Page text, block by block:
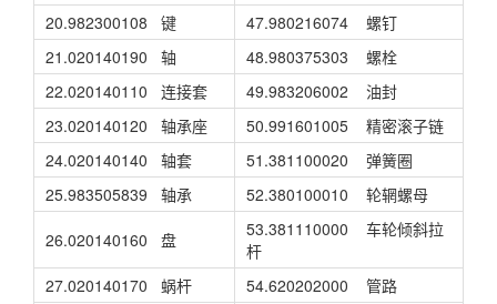
20.982300108 键
47.980216074 螺钉
21.020140190 轴
48.980375303 螺栓
22.020140110 连接套
49.983206002 油封
23.020140120 轴承座
50.991601005 精密滚子链
24.020140140 轴套
51.381100020 弹簧圈
25.983505839 轴承
52.380100010 轮辋螺母
26.020140160 盘
53.381110000 车轮倾斜拉
杆
27.020140170 蜗杆
54.620202000 管路